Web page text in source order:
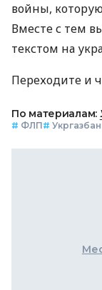
войны,
Вместе с тем
текстом на
Переходите и
По материалам:
# ФЛП#